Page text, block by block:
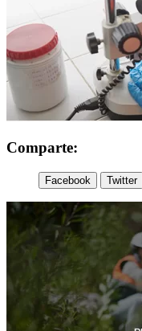
Comparte:
Facebook Twitter